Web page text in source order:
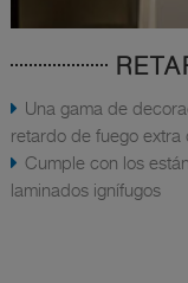
Una gama de
retardo de fuego extra
Cumple con los
laminados ignífugos